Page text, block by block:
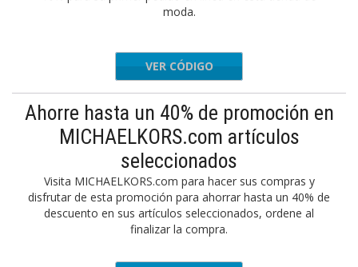
moda.
a Email
VER CÓDIGO
Ahorre hasta un 40% de promoción en
MICHAELKORS.com artículos
seleccionados
Visita MICHAELKORS.com para hacer sus compras y
disfrutar de esta promoción para ahorrar hasta un 40% de
descuento en sus artículos seleccionados, ordene al
finalizar la compra.